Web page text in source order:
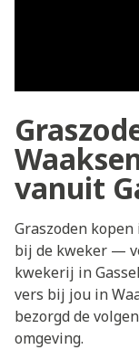
vanuit
Graszoden
bij de kweker —
kwekerij in
vers bij jou in
bezorgd de
omgeving.